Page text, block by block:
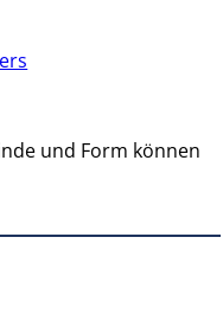
und Form können